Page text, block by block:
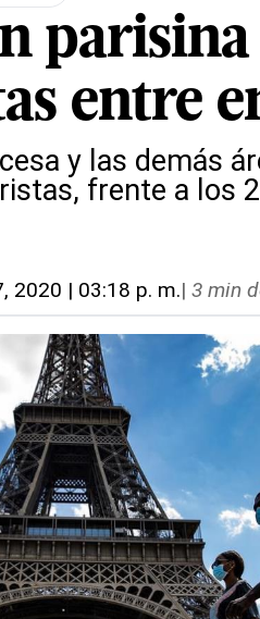
entre
y las demás
frente a los
2020 | 03:18 p. m.| 3 min